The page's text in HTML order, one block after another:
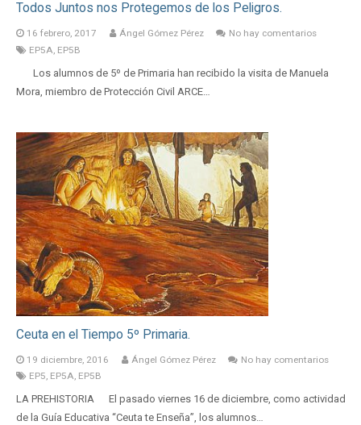
Todos Juntos nos Protegemos de los Peligros.
16 febrero, 2017 Ángel Gómez Pérez
No hay comentarios
EP5A EP5B
Los alumnos de 5º de Primaria han recibido la visita de Manuela
Mora, miembro de Protección Civil ARCE…
Ceuta en el Tiempo 5º Primaria.
19 diciembre, 2016 Ángel Gómez Pérez
No hay comentarios
EP5, EP5A, EP5B
LA PREHISTORIA El pasado viernes 16 de diciembre, como actividad
de la Guía Educativa “Ceuta te Enseña”, los alumnos…